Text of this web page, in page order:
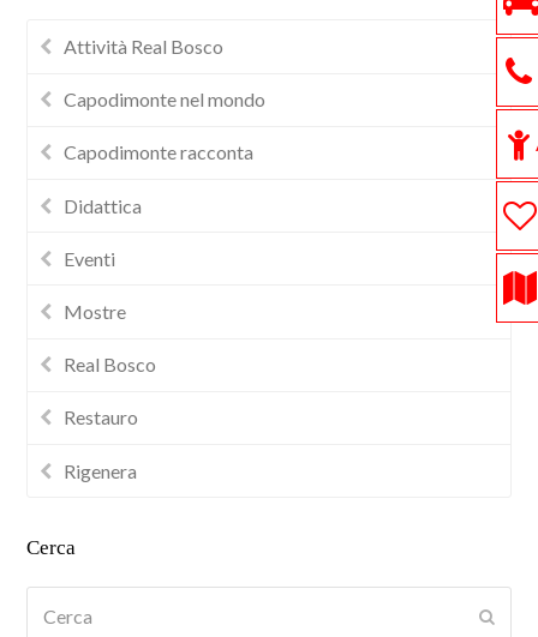
Attività Real Bosco
Capodimonte nel mondo
Capodimonte racconta
Didattica
Eventi
Mostre
Real Bosco
Restauro
Rigenera
Cerca